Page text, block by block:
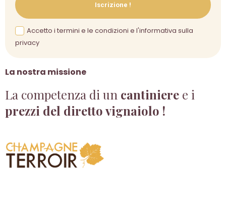
La nostra missione
La competenza di un cantiniere e i
prezzi del diretto vignaiolo !
Iscrizione !
Accetto i termini e le condizioni e l'informativa sulla
privacy